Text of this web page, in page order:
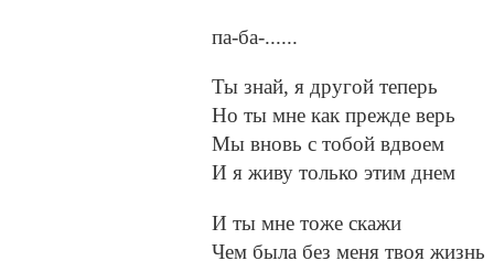
па-ба-......
Ты знай, я другой теперь
Но ты мне как прежде верь
Мы вновь с тобой вдвоем
И я живу только этим днем
И ты мне тоже скажи
Чем была без меня твоя жизнь